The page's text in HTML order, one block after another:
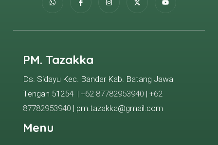
PM. Tazakka
Ds. Sidayu Kec. Bandar Kab. Batang Jawa
Tengah 51254 | +62 87782953940 | +62
87782953940 | pm.tazakka@gmail.com
Menu